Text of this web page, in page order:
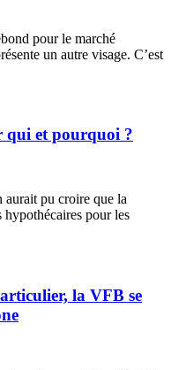
pour le marché
un autre visage. C’est
qui et pourquoi ?
aurait pu croire que la
hypothécaires pour les
la VFB se